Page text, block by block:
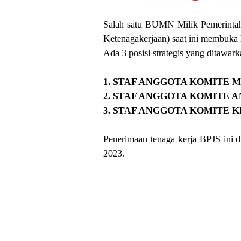
Salah satu BUMN Milik
Ketenagakerjaan) saat ini
Ada 3 posisi strategis yang
1. STAF ANGGOTA KOMITE
2. STAF ANGGOTA KOMITE
3. STAF ANGGOTA KOMITE
Penerimaan tenaga kerja BPJS ini
2023.